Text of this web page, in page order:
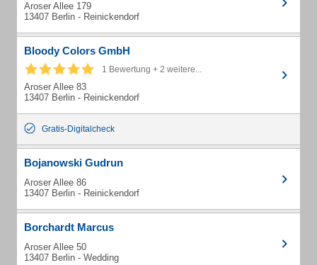
Aroser Allee 179
13407 Berlin - Reinickendorf
Bloody Colors GmbH
1 Bewertung + 2 weitere...
Aroser Allee 83
13407 Berlin - Reinickendorf
Gratis-Digitalcheck
Bojanowski Gudrun
Aroser Allee 86
13407 Berlin - Reinickendorf
Borchardt Marcus
Aroser Allee 50
13407 Berlin - Wedding